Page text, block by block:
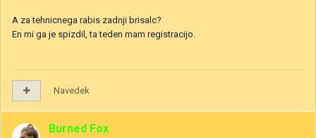
A za tehnicnega rabis zadnji brisalc?
En mi ga je spizdil, ta teden mam registracijo.
Navedek
Burned Fox